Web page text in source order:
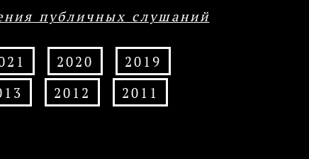
публичных слушаний
2020
2019
2012
2011